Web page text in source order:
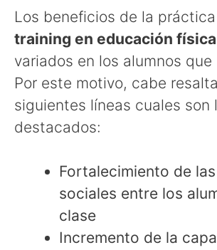
Los beneficios de la
training en educación física
variados en los alumnos
Por este motivo, cabe
siguientes líneas cuales son
destacados:
Fortalecimiento de
sociales entre los
clase
Incremento de la